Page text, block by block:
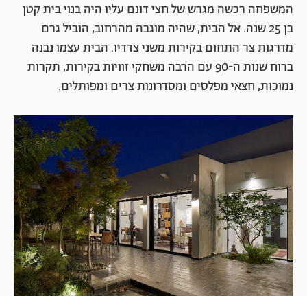
המשפחה רכשה מגרש של חצי דונם עליו היה בנוי בית קטן
בן 25 שנה. אל הבית, שהיה מוגבה מהרחוב, הוביל גרם
מדרגות צר התחום בקירות משני צדדיו. הבית עצמו נבנה
ברוח שנות ה-90 עם הרבה משחקי זוויות בקירות, תקרות
נמוכות, חצאי מפלסים ומסדרונות צרים ומפותלים.